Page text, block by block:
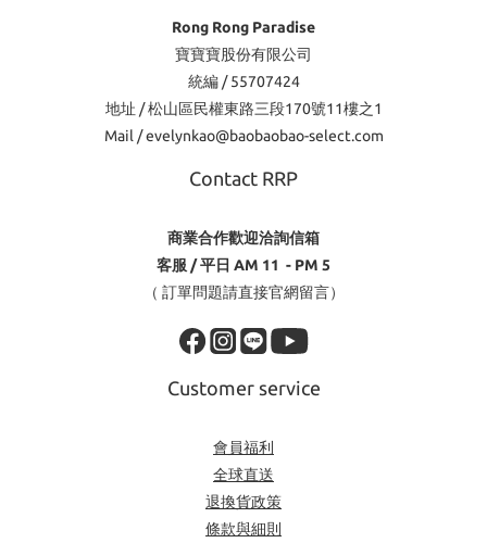
Rong Rong Paradise
寶寶寶股份有限公司
統編 / 55707424
地址 / 松山區民權東路三段170號11樓之1
Mail / evelynkao@baobaobao-select.com
Contact RRP
商業合作歡迎洽詢信箱
客服 / 平日 AM 11 - PM 5
（ 訂單問題請直接官網留言）
Customer service
會員福利
全球直送
退換貨政策
條款與細則